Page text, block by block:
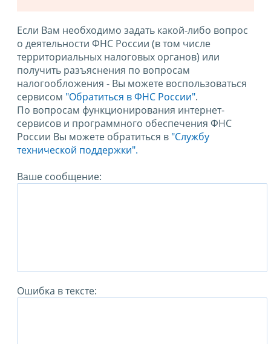
Если Вам необходимо задать какой-либо вопрос
о деятельности ФНС России (в том числе
территориальных налоговых органов) или
получить разъяснения по вопросам
налогообложения - Вы можете воспользоваться
сервисом "Обратиться в ФНС России".
По вопросам функционирования интернет-
сервисов и программного обеспечения ФНС
России Вы можете обратиться в "Службу
технической поддержки".
Ваше сообщение:
Ошибка в тексте: